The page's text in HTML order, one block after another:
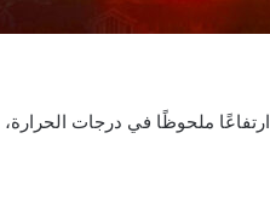
ارتفاعًا ملحوظًا في درجات